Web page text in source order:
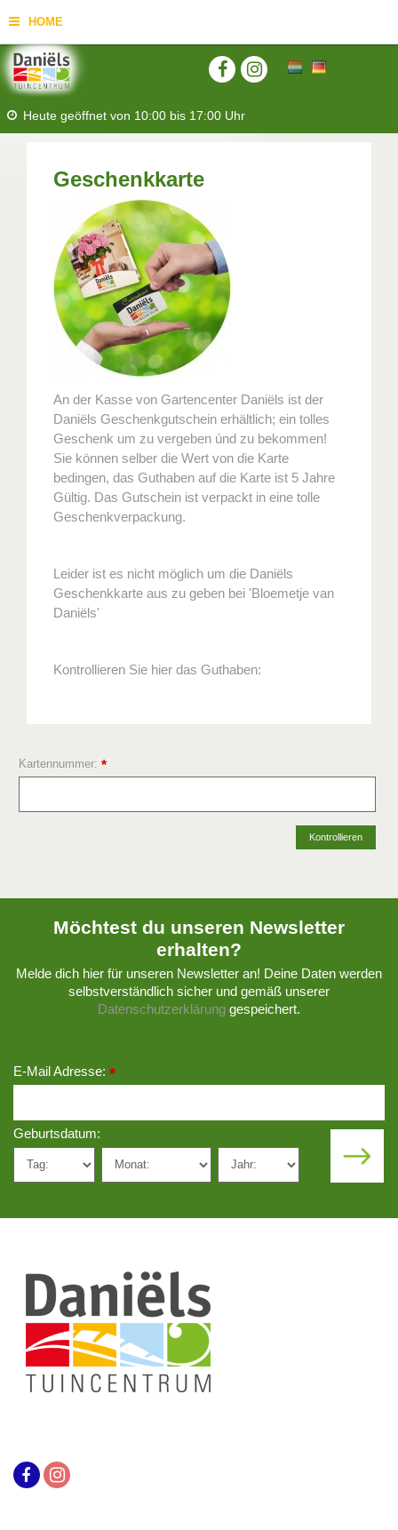
HOME
Heute geöffnet von 10:00 bis 17:00 Uhr
Geschenkkarte
An der Kasse von Gartencenter Daniëls ist der
Daniëls Geschenkgutschein erhältlich; ein tolles
Geschenk um zu vergeben únd zu bekommen!
Sie können selber die Wert von die Karte
bedingen, das Guthaben auf die Karte ist 5 Jahre
Gültig. Das Gutschein ist verpackt in eine tolle
Geschenkverpackung.
Leider ist es nicht möglich um die Daniëls
Geschenkkarte aus zu geben bei 'Bloemetje van
Daniëls'
Kontrollieren Sie hier das Guthaben:
Kartennummer:*
Kontrollieren
Möchtest du unseren Newsletter
erhalten?
Melde dich hier für unseren Newsletter an! Deine Daten werden
selbstverständlich sicher und gemäß unserer
Datenschutzerklärung gespeichert.
E-Mail Adresse: *
Geburtsdatum: